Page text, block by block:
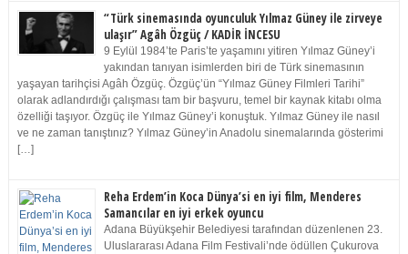
“Türk sinemasında oyunculuk Yılmaz Güney ile zirveye
ulaşır” Agâh Özgüç / KADİR İNCESU
9 Eylül 1984’te Paris’te yaşamını yitiren Yılmaz Güney’i
yakından tanıyan isimlerden biri de Türk sinemasının
yaşayan tarihçisi Agâh Özgüç. Özgüç’ün “Yılmaz Güney Filmleri Tarihi”
olarak adlandırdığı çalışması tam bir başvuru, temel bir kaynak kitabı olma
özelliği taşıyor. Özgüç ile Yılmaz Güney’i konuştuk. Yılmaz Güney ile nasıl
ve ne zaman tanıştınız? Yılmaz Güney’in Anadolu sinemalarında gösterimi
[…]
Reha Erdem’in Koca Dünya’si en iyi film, Menderes
Samancılar en iyi erkek oyuncu
Adana Büyükşehir Belediyesi tarafından düzenlenen 23.
Uluslararası Adana Film Festivali’nde ödüllen Çukurova